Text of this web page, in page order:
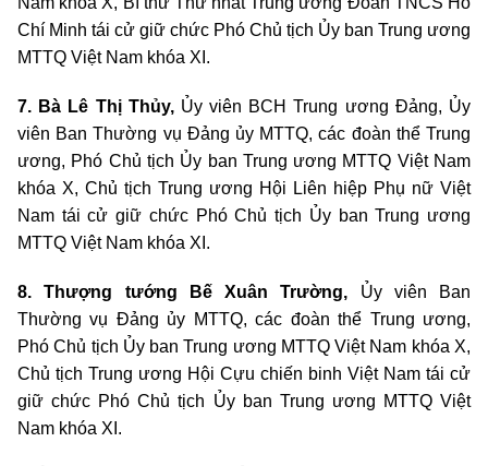
Chí Minh tái cử giữ chức Phó Chủ tịch Ủy ban Trung ương
MTTQ Việt Nam khóa XI.
7. Bà Lê Thị Thủy,Ủy viên BCH Trung ương Đảng, Ủy
viên Ban Thường vụ Đảng ủy MTTQ, các đoàn thể Trung
ương, Phó Chủ tịch Ủy ban Trung ương MTTQ Việt Nam
khóa X, Chủ tịch Trung ương Hội Liên hiệp Phụ nữ Việt
Nam tái cử giữ chức Phó Chủ tịch Ủy ban Trung ương
MTTQ Việt Nam khóa XI.
8. Thượng tướng Bế Xuân Trường, Ủy viên Ban
Thường vụ Đảng ủy MTTQ, các đoàn thể Trung ương,
Phó Chủ tịch Ủy ban Trung ương MTTQ Việt Nam khóa X,
Chủ tịch Trung ương Hội Cựu chiến binh Việt Nam tái cử
giữ chức Phó Chủ tịch Ủy ban Trung ương MTTQ Việt
Nam khóa XI.